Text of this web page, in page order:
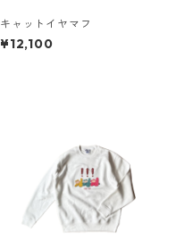
キャットイヤマフ
¥12,100